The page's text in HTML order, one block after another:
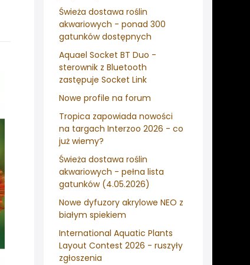
Świeża dostawa roślin
akwariowych - ponad 300
gatunków dostępnych
Aquael Socket BT Duo -
sterownik z Bluetooth
zastępuje Socket Link
Nowe profile na forum
Tropica zapowiada nowości
na targach Interzoo 2026 - co
już wiemy?
Świeża dostawa roślin
akwariowych - pełna lista
gatunków (4.05.2026)
Nowe dyfuzory akrylowe NEO z
białym spiekiem
International Aquatic Plants
Layout Contest 2026 - ruszyły
zgłoszenia